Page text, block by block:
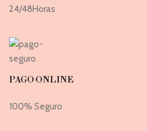
24/48Horas
PAGO ONLINE
100% Seguro